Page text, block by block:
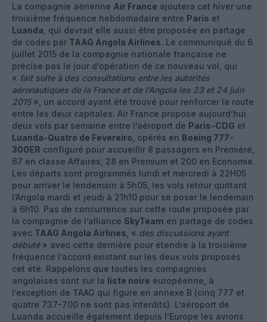
La compagnie aérienne Air France ajoutera cet hiver une
troisième fréquence hebdomadaire entre Paris et
Luanda , qui devrait elle aussi être proposée en partage
de codes par TAAG Angola Airlines. Le communiqué du 6
juillet 2015 de la compagnie nationale française ne
précise pas le jour d’opération de ce nouveau vol, qui
« fait suite à des consultations entre les autorités
aéronautiques de la France et de l’Angola les 23 et 24 juin
2015», un accord ayant été trouvé pour renforcer la route
entre les deux capitales. Air France propose aujourd’hui
deux vols par semaine entre l’aéroport de Paris-CDG et
Luanda-Quatro de Fevereiro , opérés en Boeing 777-
300ER configuré pour accueillir 8 passagers en Première,
67 en classe Affaires, 28 en Premium et 200 en Economie.
Les départs sont programmés lundi et mercredi à 22H05
pour arriver le lendemain à 5h05, les vols retour quittant
l’Angola mardi et jeudi à 21h10 pour se poser le lendemain
à 6h10. Pas de concurrence sur cette route proposée par
la compagnie de l’alliance SkyTeam en partage de codes
avec TAAG Angola Airlines , « des discussions ayant
débuté» avec cette dernière pour étendre à la troisième
fréquence l’accord existant sur les deux vols proposés
cet été. Rappelons que toutes les compagnies
angolaises sont sur la liste noire européenne, à
l’exception de TAAG qui figure en annexe B (cinq 777 et
quatre 737-700 ne sont pas interdits). L’aéroport de
Luanda accueille également depuis l’Europe les avions